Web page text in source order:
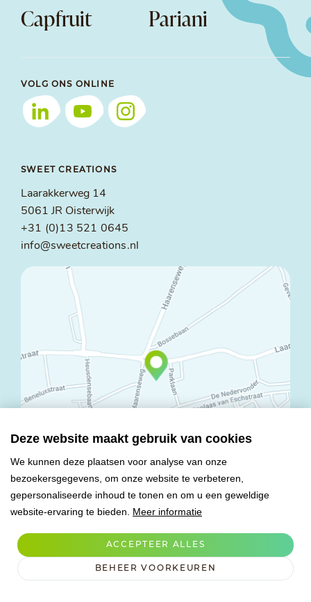
Deze website maakt gebruik van cookies
We kunnen deze plaatsen voor analyse van onze
bezoekersgegevens, om onze website te verbeteren,
gepersonaliseerde inhoud te tonen en om u een geweldige
website-ervaring te bieden. Meer informatie
BEHEER VOORKEUREN
ACCEPTEER ALLES
Capfruit
Pariani
VOLG ONS ONLINE
SWEET CREATIONS
Laarakkerweg 14
5061 JR Oisterwijk
+31 (0)13 521 0645
info@sweetcreations.nl
© Copyright 2026 Mareco Sweet Creations BV
Alle rechten voorbehouden
Verwerkersovereenkomst